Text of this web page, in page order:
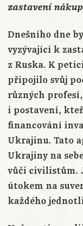
zastavení
Dnešního dne
vyzývající k
z Ruska. K
připojilo svůj
různých
i postavení,
financování
Ukrajinu. Tato
Ukrajiny na
vůči civilistům.
útokem na
každého